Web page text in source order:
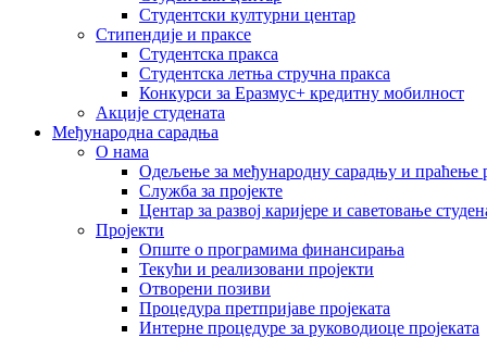
Студентски културни центар
Стипендије и праксе
Студентска пракса
Студентска летња стручна пракса
Конкурси за Еразмус+ кредитну мобилност
Акције студената
Међународна сарадња
О нама
Одељење за међународну сарадњу и праћење
Служба за пројекте
Центар за развој каријере и саветовање
Пројекти
Опште о програмима финансирања
Текући и реализовани пројекти
Отворени позиви
Процедура претпријаве пројеката
Интерне процедуре за руководиоце пројеката